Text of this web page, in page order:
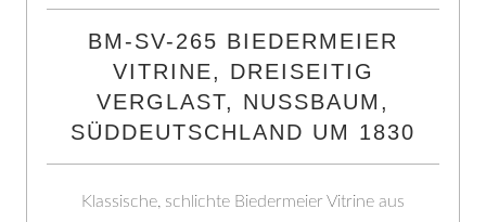
BM-SV-265 BIEDERMEIER
VITRINE, DREISEITIG
VERGLAST, NUSSBAUM,
SÜDDEUTSCHLAND UM 1830
Klassische, schlichte Biedermeier Vitrine aus